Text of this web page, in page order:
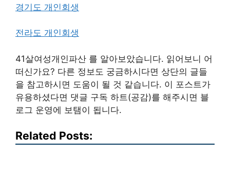
경기도 개인회생
전라도 개인회생
41살여성개인파산 를 알아보았습니다. 읽어보니 어
떠신가요? 다른 정보도 궁금하시다면 상단의 글들
을 참고하시면 도움이 될 것 같습니다. 이 포스트가
유용하셨다면 댓글 구독 하트(공감)를 해주시면 블
로그 운영에 보탬이 됩니다.
Related Posts: